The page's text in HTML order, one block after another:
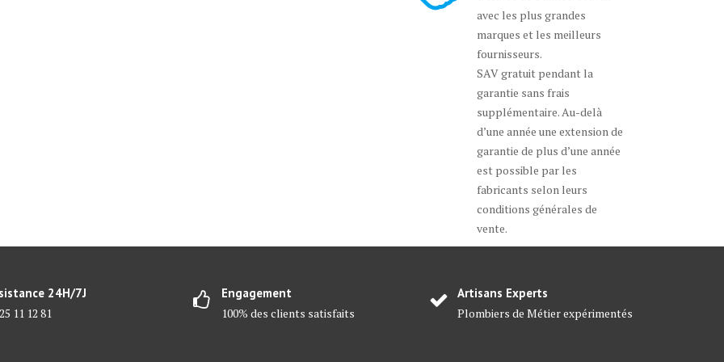
avec les plus grandes
marques et les meilleurs
fournisseurs.
SAV gratuit pendant la
garantie sans frais
supplémentaire. Au-delà
d’une année une extension de
garantie de plus d’une année
est possible par les
fabricants selon leurs
conditions générales de
vente.
24H/7J
11 12 81
Engagement
100% des clients satisfaits
Artisans Experts
Plombiers de Métier expérimentés